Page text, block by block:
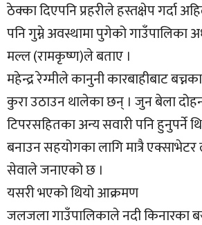
ठेक्का दिएपनि प्रहरीले हस्तक्षेप गर्दा
पनि गुम्ने अवस्थामा पुगेको गाउँपालिका
मल्ल (रामकृष्ण)ले बताए ।
महेन्द्र रेग्मीले कानुनी कारबाहीबाट
कुरा उठाउन थालेका छन् । जुन बेला
टिपरसहितका अन्य सवारी पनि हुनुपर्ने
बनाउन सहयोगका लागि मात्रै एक्साभेटर
सेवाले जनाएको छ ।
यसरी भएको थियो आक्रमण
जलजला गाउँपालिकाले नदी किनारका